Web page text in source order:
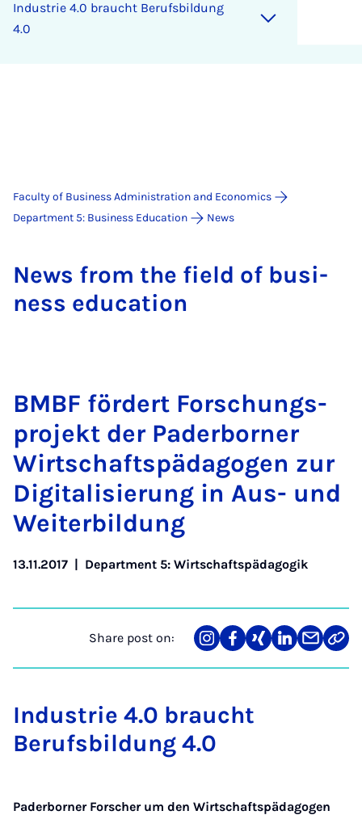
Industrie 4.0 braucht Berufsbildung
4.0
Faculty of Business Administration and Economics
Department 5: Business Education
News
News from the field of busi­
ness edu­ca­tion
BMBF fördert Forschung­s­
pro­jekt der Pader­borner
Wirtschaft­späd­agogen zur
Di­git­al­is­ier­ung in Aus- und
Wei­t­er­bildung
13.11.2017 | Department 5: Wirtschaftspädagogik
Share post on:
Share
on
Teilen
auf
Teilen
auf
Teilen
auf
Teilen
über
Link
Industrie 4.0 braucht
Berufsbildung 4.0
Paderborner Forscher um den Wirtschaftspädagogen